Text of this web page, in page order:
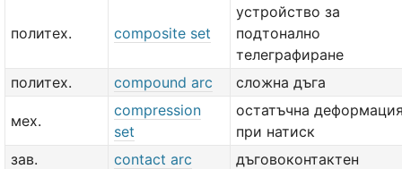
политех. composite set
устройство за
подтонално
телеграфиране
политех.
compound arc сложна дъга
мех.
compression
set
остатъчна
при натиск
зав.
contact arc дъговоконтактен